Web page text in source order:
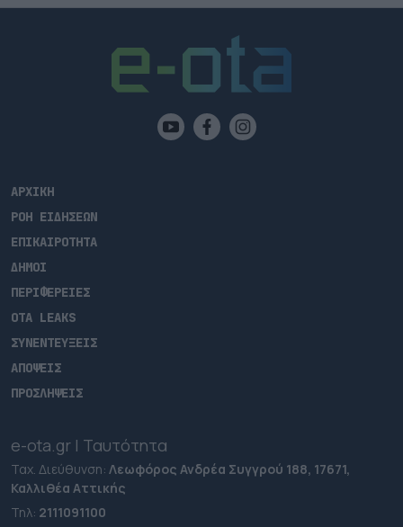
ΑΡΧΙΚΗ
ΡΟΗ ΕΙΔΗΣΕΩΝ
ΕΠΙΚΑΙΡΟΤΗΤΑ
ΔΗΜΟΙ
ΠΕΡΙΦΕΡΕΙΕΣ
OTA LEAKS
ΣΥΝΕΝΤΕΥΞΕΙΣ
ΑΠΟΨΕΙΣ
ΠΡΟΣΛΗΨΕΙΣ
e-ota.gr | Ταυτότητα
Ταχ. Διεύθυνση: Λεωφόρος Ανδρέα Συγγρού 188, 17671,
Καλλιθέα Αττικής
Τηλ: 2111091100